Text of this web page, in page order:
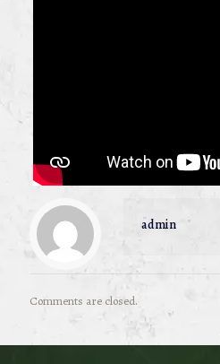
admin
Comments are closed.